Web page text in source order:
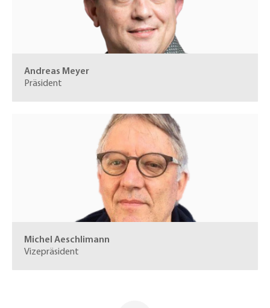
Andreas Meyer
Präsident
Michel Aeschlimann
Vizepräsident